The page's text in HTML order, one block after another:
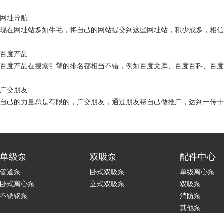
网址导航
现在网址站多如牛毛，将自己的网站提交到这些网址站，积少成多，相
百度产品
百度产品在搜索引擎的排名都相当不错，例如百度文库、百度百科、百
广交朋友
自己的力量总是有限的，广交朋友，通过朋友帮自己做推广，达到一传
单级泵
管道泵
卧式离心泵
不锈钢泵
双吸泵
卧式双吸泵
立式双吸泵
配件中心
单级离心泵
双吸泵
消防泵
其他泵